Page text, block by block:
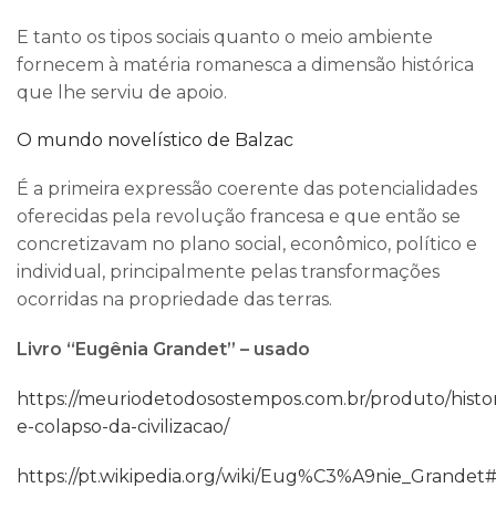
E tanto os tipos sociais quanto o meio ambiente
fornecem à matéria romanesca a dimensão histórica
que lhe serviu de apoio.
O mundo novelístico de Balzac
É a primeira expressão coerente das potencialidades
oferecidas pela revolução francesa e que então se
concretizavam no plano social, econômico, político e
individual, principalmente pelas transformações
ocorridas na propriedade das terras.
Livro “Eugênia Grandet” – usado
https://meuriodetodosostempos.com.br/produto/
e-colapso-da-civilizacao/
https://pt.wikipedia.org/wiki/